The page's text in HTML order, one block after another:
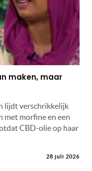
maken, maar
lijdt verschrikkelijk
met morfine en een
CBD-olie op haar
28 juli 2026